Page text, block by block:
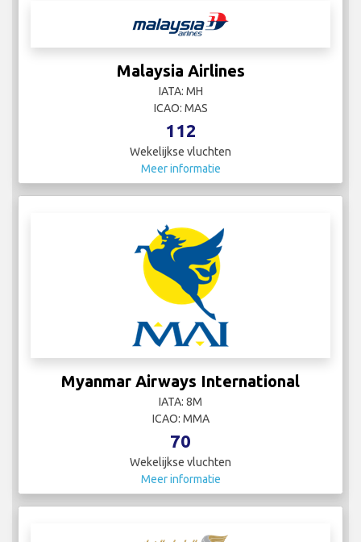
Malaysia Airlines
IATA: MH
ICAO: MAS
112
Wekelijkse vluchten
Meer informatie
Myanmar Airways International
IATA: 8M
ICAO: MMA
70
Wekelijkse vluchten
Meer informatie